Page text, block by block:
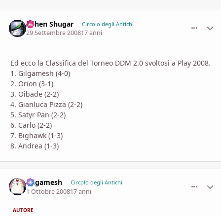
Ashen Shugar Circolo degli Antichi
29 Settembre 200817 anni
Ed ecco la Classifica del Torneo DDM 2.0 svoltosi a Play 2008.
1. Gilgamesh (4-0)
2. Orion (3-1)
3. Oibade (2-2)
4. Gianluca Pizza (2-2)
5. Satyr Pan (2-2)
6. Carlo (2-2)
7. Bighawk (1-3)
8. Andrea (1-3)
Gilgamesh Circolo degli Antichi
1 Ottobre 200817 anni
AUTORE